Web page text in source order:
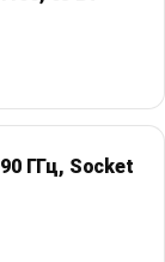
ГГц, Socket